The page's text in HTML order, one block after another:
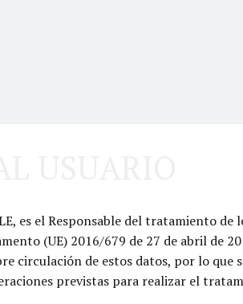
es el Responsable del tratamiento
(UE) 2016/679 de 27 de abril de
circulación de estos datos, por lo
previstas para realizar el